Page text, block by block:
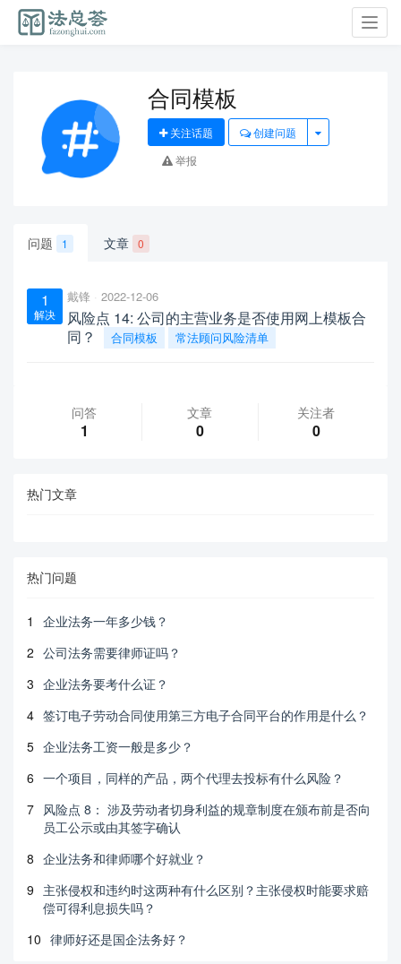
合同模板
关注话题
创建问题
举报
问题 1 文章 0
1
解决
戴锋 2022-12-06
风险点 14: 公司的主营业务是否使用网上模板合
同？
合同模板 常法顾问风险清单
问答
1
文章
0
关注者
0
热门文章
热门问题
1
企业法务一年多少钱？
2 公司法务需要律师证吗？
3 企业法务要考什么证？
4 签订电子劳动合同使用第三方电子合同平台的作用是什么？
5 企业法务工资一般是多少？
6 一个项目，同样的产品，两个代理去投标有什么风险？
7 风险点 8： 涉及劳动者切身利益的规章制度在颁布前是否向
员工公示或由其签字确认
8 企业法务和律师哪个好就业？
9 主张侵权和违约时这两种有什么区别？主张侵权时能要求赔
偿可得利息损失吗？
10 律师好还是国企法务好？